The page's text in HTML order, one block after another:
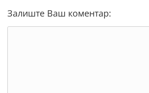
Залиште Ваш коментар: